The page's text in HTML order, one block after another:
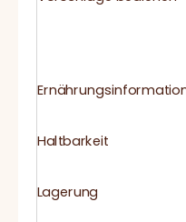
Haltbarkeit
Lagerung